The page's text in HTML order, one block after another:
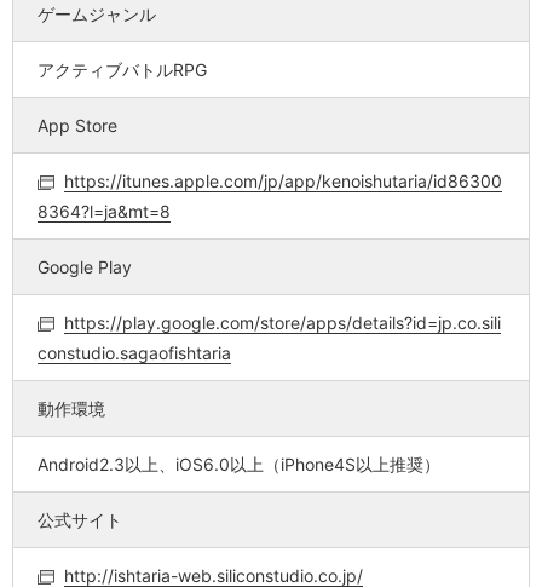
ゲームジャンル
アクティブバトルRPG
App Store
https://itunes.apple.com/jp/app/kenoishutaria/id86300
8364?l=ja&mt=8
Google Play
https://play.google.com/store/apps/details?id=jp.co.sili
constudio.sagaofishtaria
動作環境
Android2.3以上、iOS6.0以上（iPhone4S以上推奨）
公式サイト
http://ishtaria-web.siliconstudio.co.jp/